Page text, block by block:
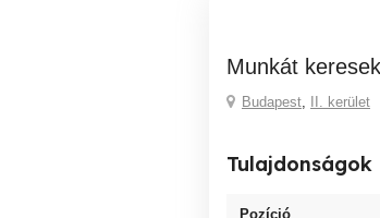
Munkát
Budapest, II. kerület
Tulajdonságok
Pozíció